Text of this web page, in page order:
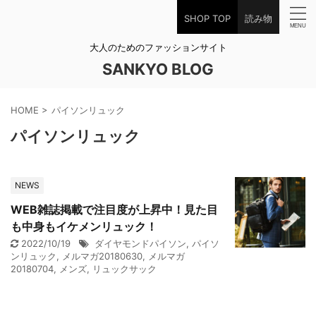
SHOP TOP 読み物
大人のためのファッションサイト
SANKYO BLOG
HOME > パイソンリュック
パイソンリュック
NEWS
WEB雑誌掲載で注目度が上昇中！見た目
も中身もイケメンリュック！
2022/10/19 ダイヤモンドパイソン, パイソ
ンリュック, メルマガ20180630, メルマガ
20180704, メンズ, リュックサック